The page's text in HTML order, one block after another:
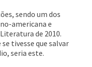
sendo um dos
americana e
de 2010.
tivesse que salvar
seria este.